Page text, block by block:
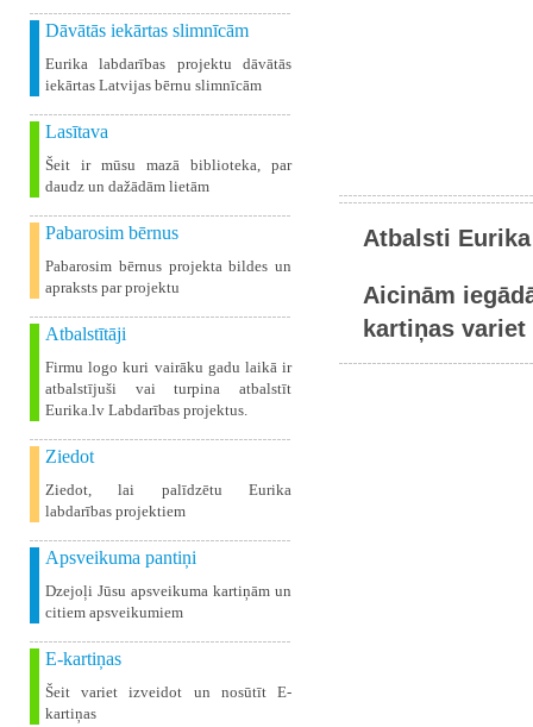
Dāvātās iekārtas slimnīcām
Eurika labdarības projektu dāvātās
iekārtas Latvijas bērnu slimnīcām
Lasītava
Šeit ir mūsu mazā biblioteka, par
daudz un dažādām lietām
Pabarosim bērnus
Pabarosim bērnus projekta bildes un
apraksts par projektu
Atbalstītāji
Firmu logo kuri vairāku gadu laikā ir
atbalstījuši vai turpina atbalstīt
Eurika.lv Labdarības projektus.
Ziedot
Ziedot, lai palīdzētu Eurika
labdarības projektiem
Apsveikuma pantiņi
Dzejoļi Jūsu apsveikuma kartiņām un
citiem apsveikumiem
E-kartiņas
Šeit variet izveidot un nosūtīt E-
kartiņas
Atbalsti
Aicinām
kartiņas variet